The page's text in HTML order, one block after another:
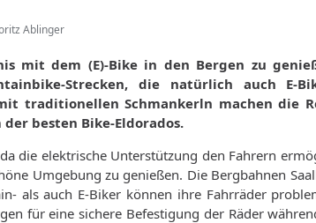
Ablinger
mit dem (E)-Bike in den Bergen zu
Strecken, die natürlich auch E-
traditionellen Schmankerln machen die
besten Bike-Eldorados.
die elektrische Unterstützung den Fahrern
Umgebung zu genießen. Die Bergbahnen
als auch E-Biker können ihre Fahrräder
für eine sichere Befestigung der Räder